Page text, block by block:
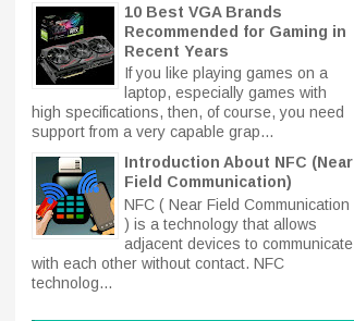
10 Best VGA Brands
Recommended for Gaming in
Recent Years
If you like playing games on a
laptop, especially games with
high specifications, then, of course, you need
support from a very capable grap...
Introduction About NFC (Near
Field Communication)
NFC ( Near Field Communication
) is a technology that allows
adjacent devices to communicate
with each other without contact. NFC
technolog...